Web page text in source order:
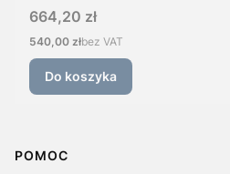
Cena
664,20 zł
Cena
540,00 złbez VAT
Do koszyka
Linki w stopce
POMOC